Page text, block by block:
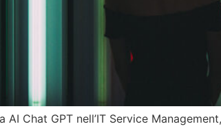
Chat GPT nell’IT Service